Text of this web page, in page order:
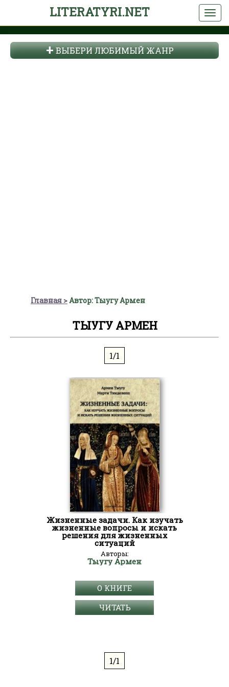
LITERATYRI.NET
ВЫБЕРИ ЛЮБИМЫЙ ЖАНР
Главная Автор: Тыугу Армен
ТЫУГУ АРМЕН
1/1
Жизненные задачи. Как изучать
жизненные вопросы и искать
решения для жизненных
ситуаций
Авторы:
Тыугу Армен
О КНИГЕ
ЧИТАТЬ
1/1